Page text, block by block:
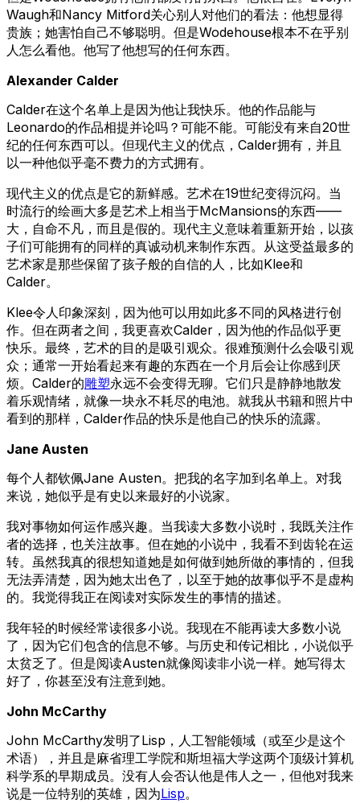
Waugh和Nancy Mitford关心别人对他们的看法：他想显得
贵族；她害怕自己不够聪明。但是Wodehouse根本不在乎别
人怎么看他。他写了他想写的任何东西。
Alexander Calder
Calder在这个名单上是因为他让我快乐。他的作品能与
Leonardo的作品相提并论吗？可能不能。可能没有来自20世
纪的任何东西可以。但现代主义的优点，Calder拥有，并且
以一种他似乎毫不费力的方式拥有。
现代主义的优点是它的新鲜感。艺术在19世纪变得沉闷。当
时流行的绘画大多是艺术上相当于McMansions的东西——
大，自命不凡，而且是假的。现代主义意味着重新开始，以孩
子们可能拥有的同样的真诚动机来制作东西。从这受益最多的
艺术家是那些保留了孩子般的自信的人，比如Klee和
Calder。
Klee令人印象深刻，因为他可以用如此多不同的风格进行创
作。但在两者之间，我更喜欢Calder，因为他的作品似乎更
快乐。最终，艺术的目的是吸引观众。很难预测什么会吸引观
众；通常一开始看起来有趣的东西在一个月后会让你感到厌
烦。Calder的雕塑永远不会变得无聊。它们只是静静地散发
着乐观情绪，就像一块永不耗尽的电池。就我从书籍和照片中
看到的那样，Calder作品的快乐是他自己的快乐的流露。
Jane Austen
每个人都钦佩Jane Austen。把我的名字加到名单上。对我
来说，她似乎是有史以来最好的小说家。
我对事物如何运作感兴趣。当我读大多数小说时，我既关注作
者的选择，也关注故事。但在她的小说中，我看不到齿轮在运
转。虽然我真的很想知道她是如何做到她所做的事情的，但我
无法弄清楚，因为她太出色了，以至于她的故事似乎不是虚构
的。我觉得我正在阅读对实际发生的事情的描述。
我年轻的时候经常读很多小说。我现在不能再读大多数小说
了，因为它们包含的信息不够。与历史和传记相比，小说似乎
太贫乏了。但是阅读Austen就像阅读非小说一样。她写得太
好了，你甚至没有注意到她。
John McCarthy
John McCarthy发明了Lisp，人工智能领域（或至少是这个
术语），并且是麻省理工学院和斯坦福大学这两个顶级计算机
科学系的早期成员。没有人会否认他是伟人之一，但他对我来
说是一位特别的英雄，因为Lisp。